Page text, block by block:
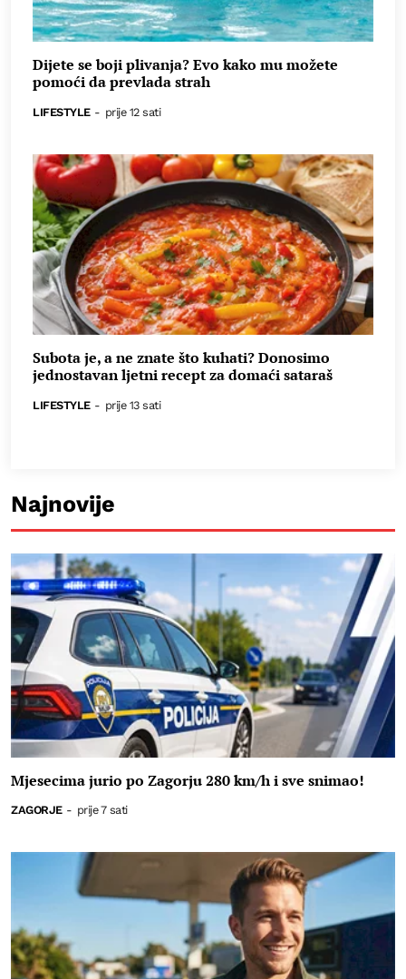
Dijete se boji plivanja? Evo kako mu možete
pomoći da prevlada strah
LIFESTYLE - prije 12 sati
Subota je, a ne znate što kuhati? Donosimo
jednostavan ljetni recept za domaći sataraš
LIFESTYLE - prije 13 sati
Najnovije
Mjesecima jurio po Zagorju 280 km/h i sve snimao!
ZAGORJE - prije 7 sati